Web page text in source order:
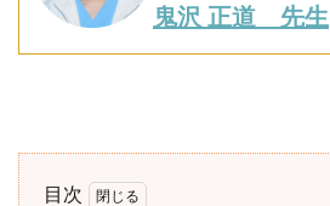
鬼沢 正道 先生
目次